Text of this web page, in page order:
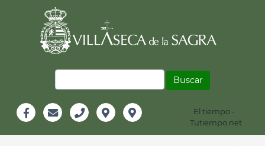
Información
Header
El tiempo -
Tutiempo.net